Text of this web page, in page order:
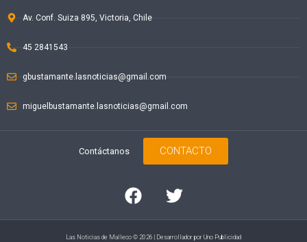
Av. Conf. Suiza 895, Victoria, Chile
45 2841543
gbustamante.lasnoticias@gmail.com
miguelbustamante.lasnoticias@gmail.com
Contáctanos CONTACTO
Las Noticias de Malleco © 2026 | Desarrollador por Uno Publicidad